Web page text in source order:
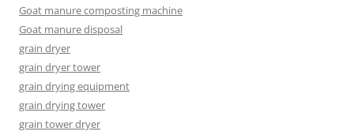
Goat manure composting machine
Goat manure disposal
grain dryer
grain dryer tower
grain drying equipment
grain drying tower
grain tower dryer